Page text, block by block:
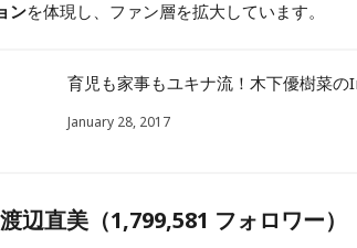
ンを体現し、ファン層を拡大しています。
育児も家事もユキナ流！木下優樹菜
January 28, 2017
辺直美（1,799,581 フォロワー）